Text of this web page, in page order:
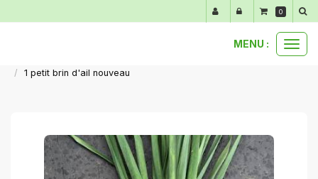
MENU :
1 petit brin d'ail nouveau
0